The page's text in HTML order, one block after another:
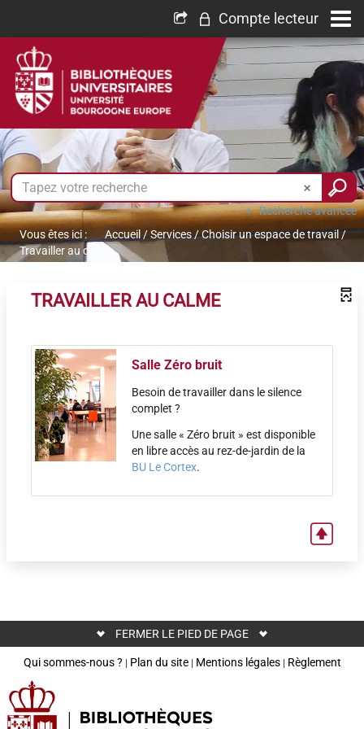
Compte lecteur
Recherche avancée
Vous êtes ici :
Accueil /Services/Choisir un espace de travail /
Travailler au calme
TRAVAILLER AU CALME
Salle Zéro bruit
Besoin de travailler dans le silence
complet ?
Une salle « Zéro bruit » est disponible
en libre accès au rez-de-jardin de la
BU Le Cortex.
FERMER LE PIED DE PAGE
Qui sommes-nous ? | Plan du site| Mentions légales| Règlement